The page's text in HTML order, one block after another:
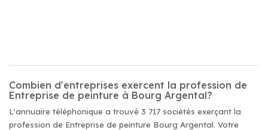
Combien d'entreprises exercent la profession de
Entreprise de peinture à Bourg Argental?
L'annuaire téléphonique a trouvé 3 717 sociétés exerçant la
profession de Entreprise de peinture Bourg Argental. Votre